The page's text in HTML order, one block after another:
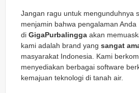
Jangan ragu untuk mengunduhnya
menjamin bahwa pengalaman Anda
di GigaPurbalingga akan
kami adalah brand yang sangat
masyarakat Indonesia. Kami
menyediakan berbagai software
kemajuan teknologi di tanah air.